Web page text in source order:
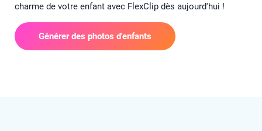
charme de votre enfant avec FlexClip dès aujourd'hui !
Générer des photos d'enfants